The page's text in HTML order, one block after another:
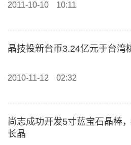
2011-10-10 10:11
晶技投新台币3.24亿元于台湾
2010-11-12 02:32
尚志成功开发5寸蓝宝石晶棒
长晶